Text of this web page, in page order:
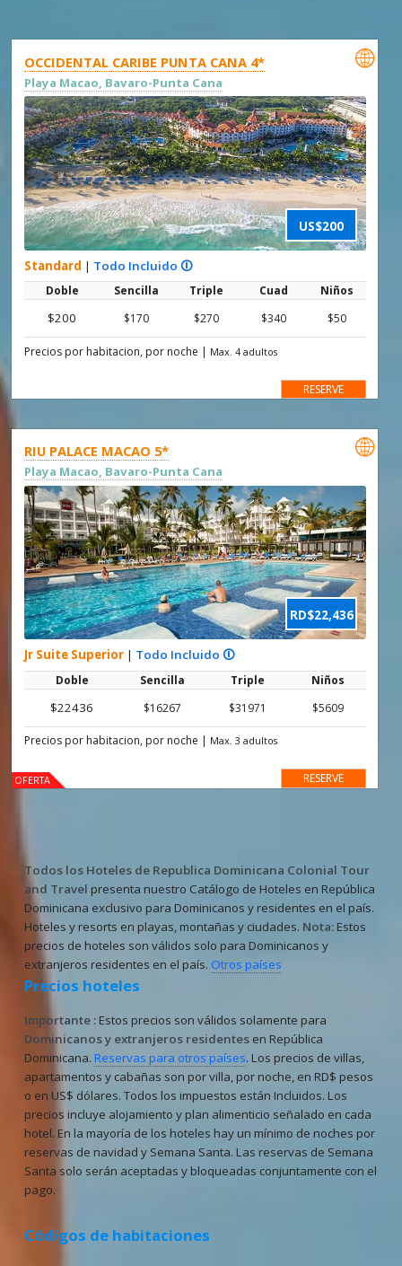
OCCIDENTAL CARIBE PUNTA CANA 4*
Playa Macao, Bavaro-Punta Cana
US$200
Standard | Todo Incluido 🛈
Doble Sencilla Triple Cuad Niños
$200 $170 $270 $340 $50
Precios por habitacion, por noche | Max. 4 adultos

RESERVE
RIU PALACE MACAO 5*
Playa Macao, Bavaro-Punta Cana
RD$22,436
Jr Suite Superior | Todo Incluido 🛈
Doble Sencilla Triple Niños
$22436 $16267 $31971 $5609
Precios por habitacion, por noche | Max. 3 adultos

RESERVE
OFERTA
Todos los Hoteles de Republica Dominicana Colonial Tour
and Travel presenta nuestro Catálogo de Hoteles en República
Dominicana exclusivo para Dominicanos y residentes en el país.
Hoteles y resorts en playas, montañas y ciudades. Nota:Estos
precios de hoteles son válidos solo para Dominicanos y
extranjeros residentes en el país. Otros países
Precios hoteles
Importante : Estos precios son válidos solamente para
Dominicanos y extranjeros residentesen República
Dominicana. Reservas para otros países. Los precios de villas,
apartamentos y cabañas son por villa, por noche, en RD$ pesos
o en US$ dólares. Todos los impuestos están Incluidos. Los
precios incluye alojamiento y plan alimenticio señalado en cada
hotel. En la mayoría de los hoteles hay un mínimo de noches por
reservas de navidad y Semana Santa. Las reservas de Semana
Santa solo serán aceptadas y bloqueadas conjuntamente con el
pago.
Códigos de habitaciones